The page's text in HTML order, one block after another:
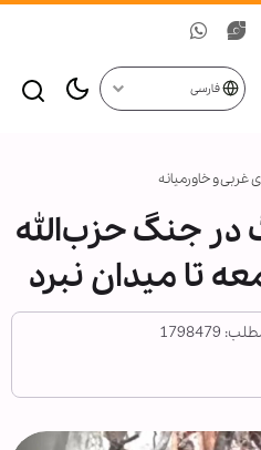
فارسی
غربی و خاورمیانه
در جنگ حزب‌الله
تا میدان نبرد
1798479